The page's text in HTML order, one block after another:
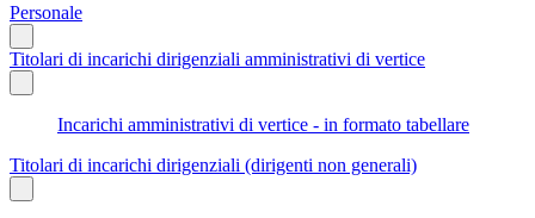
Personale
Titolari di incarichi dirigenziali amministrativi di vertice
Incarichi amministrativi di vertice - in formato tabellare
Titolari di incarichi dirigenziali (dirigenti non generali)